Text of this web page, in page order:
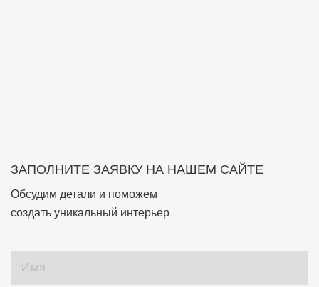
ЗАПОЛНИТЕ ЗАЯВКУ НА НАШЕМ САЙТЕ
Обсудим детали и поможем
создать уникальный интерьер